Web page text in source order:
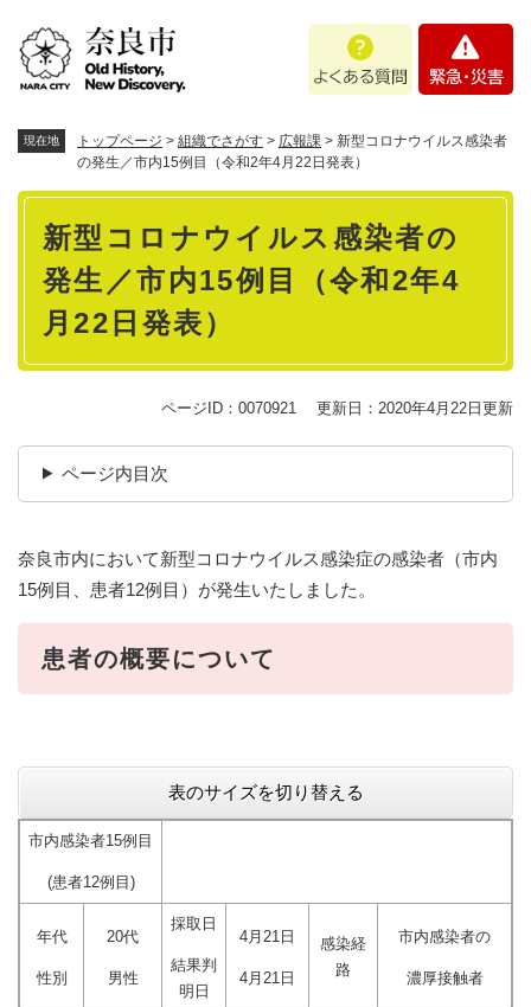
あ
問
・
現在地 トップページ > 組織でさがす > 広報課 > 新型コロナウイルス感染者
の発生／市内15例目（令和2年4月22日発表）
本
新型コロナウイルス感染者の
発生／市内15例目（令和2年4
月22日発表）
ページID：0070921 更新日：2020年4月22日更新
ページ内目次
奈良市内において新型コロナウイルス感染症の感染者（市内
15例目、患者12例目）が発生いたしました。
患者の概要について
表のサイズを切り替える
市内感染者15例目
(患者12例目)
年代
性別
20代
男性
採取日
結果判
明日
4月21日
4月21日
感染経
路
市内感染者の
濃厚接触者